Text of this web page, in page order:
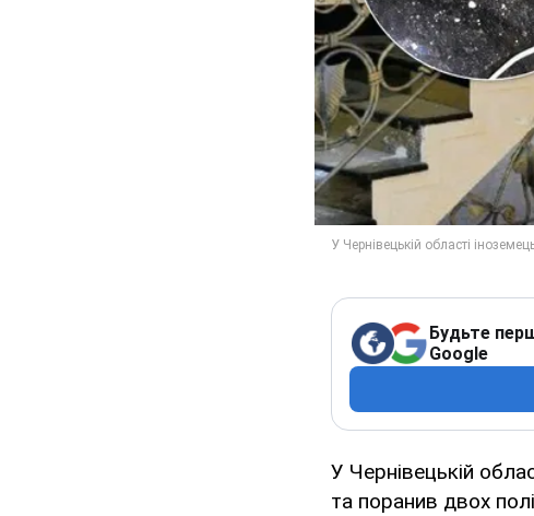
Будьте
Google
У Чернівецькій
та поранив двох